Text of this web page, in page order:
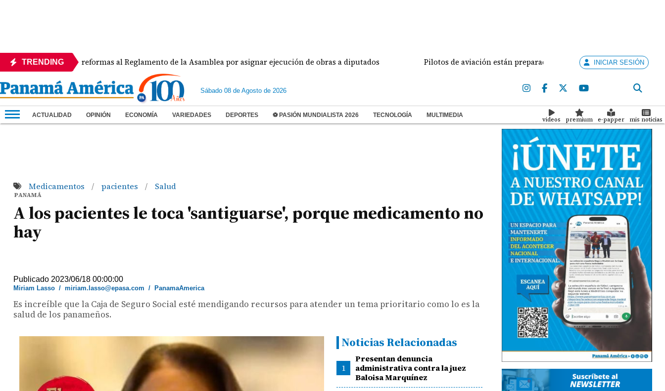
TRENDING
rechaza reformas al Reglamento de la Asamblea por asignar ejecución de obras a diputados Pilotos de aviación están preparados para ejercer la docenciaINICIAR SESIÓN
Sábado 08 de Agosto de 2026
ACTUALIDAD OPINIÓN ECONOMÍA VARIEDADES DEPORTES ⚽ PASIÓN MUNDIALISTA 2026 TECNOLOGÍA MULTIMEDIA
videos premium e-papper mis noticias
Medicamentos / pacientes / Salud
PANAMÁ
A los pacientes le toca 'santiguarse', porque medicamento no
hay
Publicado 2023/06/18 00:00:00
Miriam Lasso /miriam.lasso@epasa.com / PanamaAmerica
Es increíble que la Caja de Seguro Social esté mendigando recursos para atender un tema prioritario como lo es la
salud de los panameños.
Noticias Relacionadas
1
Presentan denuncia
administrativa contra la juez
Baloisa Marquínez